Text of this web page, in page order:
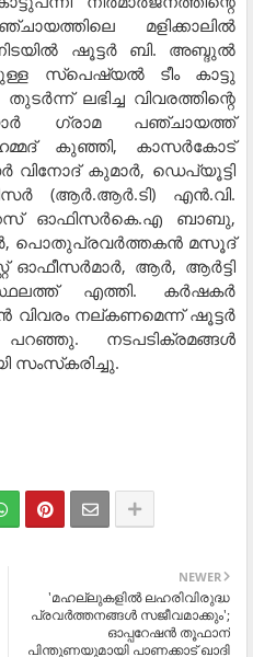
മളിക്കാലില്‍
ഷൂട്ടര്‍ ബി. അബ്ദുല്‍
സ്‌പെഷ്യല്‍ ടീം കാട്ടു
ലഭിച്ച വിവരത്തിന്റെ
ഗ്രാമ പഞ്ചായത്ത്
കുഞ്ഞി, കാസര്‍കോട്
കുമാര്‍, ഡെപ്യൂട്ടി
(ആര്‍.ആര്‍.ടി) എന്‍.വി.
ഓഫിസര്‍കെ.എ ബാബു,
പൊതുപ്രവര്‍ത്തകന്‍ മസൂദ്
ഓഫീസര്‍മാര്‍, ആര്‍, ആര്‍ട്ടി
എത്തി. കര്‍ഷകര്‍
വിവരം നല്കണമെന്ന് ഷൂട്ടര്‍
നടപടിക്രമങ്ങള്‍
സംസ്‌കരിച്ചു.
NEWER
'മഹല്ലുകളില്‍ ലഹരിവിരുദ്ധ
പ്രവര്‍ത്തനങ്ങള്‍ സജീവമാക്കും';
ഓപ്പറേഷന്‍ തൂഫാന്
പിന്തുണയുമായി പാണക്കാട് ഖാദി